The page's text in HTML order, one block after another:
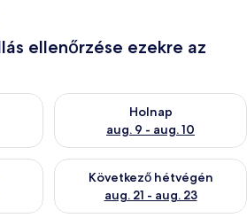
ellenőrzése ezekre az
ellenőrzése: aug. 8 - aug. 9
Holnap
aug. 9 - aug. 10
A holnapi rendelkezésre állás
állás ellenőrzése: aug. 14 -
Következő hétvégén
aug. 21 - aug. 23
A következő hétvégi